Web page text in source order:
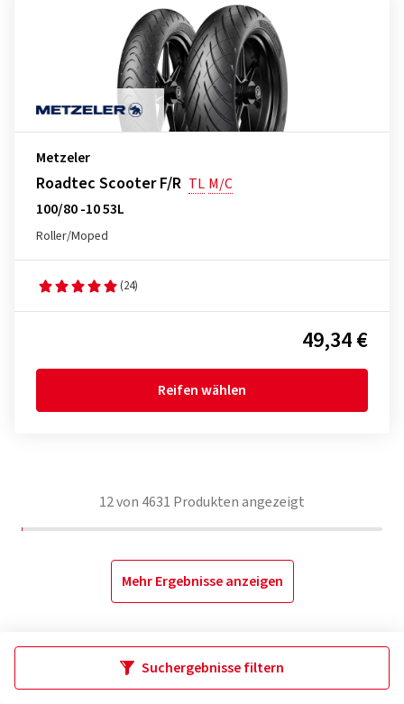
Metzeler
Roadtec Scooter F/R TL M/C
100/80 -10 53L
Roller/Moped
(24)
49,34 €
Reifen wählen
12von 4631 Produkten angezeigt
Mehr Ergebnisse anzeigen
Suchergebnisse filtern